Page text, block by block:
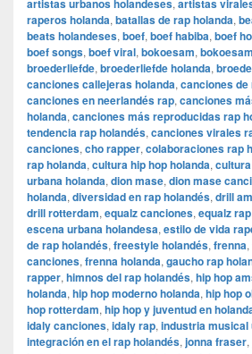
artistas urbanos holandeses, artistas
raperos holanda, batallas de rap holanda,
beats holandeses, boef, boef habiba, boef
boef songs, boef viral, bokoesam,
broederliefde, broederliefde holanda,
canciones callejeras holanda, canciones de
canciones en neerlandés rap, canciones
holanda, canciones más reproducidas rap
tendencia rap holandés, canciones virales
canciones, cho rapper, colaboraciones rap
rap holanda, cultura hip hop holanda,
urbana holanda, dion mase, dion mase
holanda, diversidad en rap holandés, drill
drill rotterdam, equalz canciones, equalz rap
escena urbana holandesa, estilo de vida
de rap holandés, freestyle holandés, frenna,
canciones, frenna holanda, gaucho rap
rapper, himnos del rap holandés, hip hop
holanda, hip hop moderno holanda, hip hop
hop rotterdam, hip hop y juventud en
idaly canciones, idaly rap, industria musical
integración en el rap holandés, jonna fraser,